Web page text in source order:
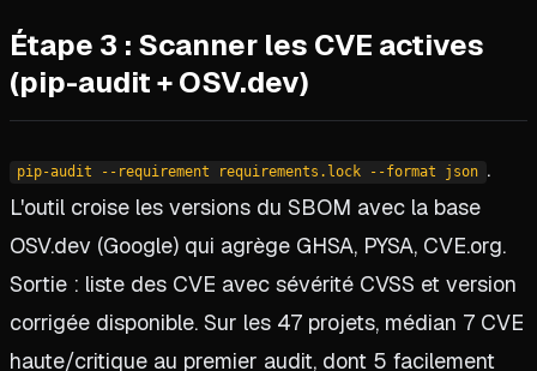
Étape 3 : Scanner les CVE actives
(pip-audit + OSV.dev)
pip-audit --requirement requirements.lock --format json .
L'outil croise les versions du SBOM avec la base
OSV.dev (Google) qui agrège GHSA, PYSA, CVE.org.
Sortie : liste des CVE avec sévérité CVSS et version
corrigée disponible. Sur les 47 projets, médian 7 CVE
haute/critique au premier audit, dont 5 facilement